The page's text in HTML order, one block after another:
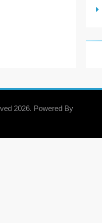
2026. Powered By